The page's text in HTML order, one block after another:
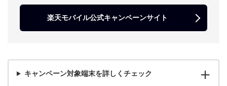
楽天モバイル公式キャンペーンサイト
キャンペーン対象端末を詳しくチェック